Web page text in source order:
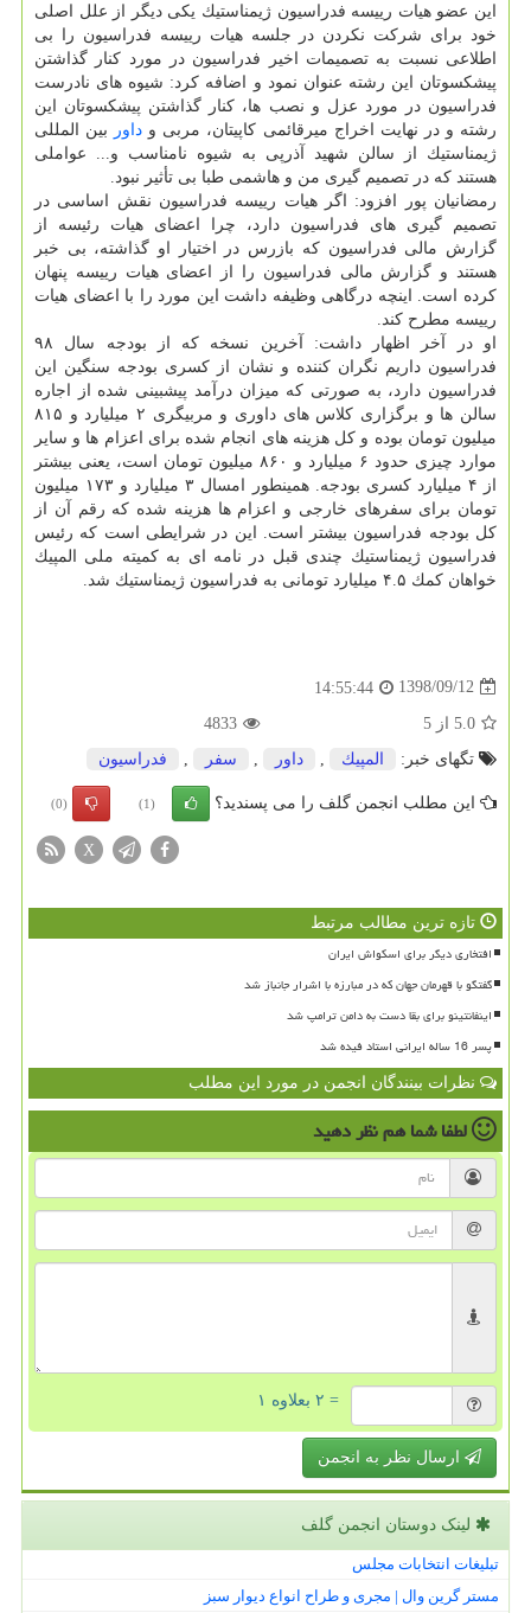
این عضو هیات رییسه فدراسیون ژیمناستیك یكی دیگر از علل اصلی
خود برای شركت نكردن در جلسه هیات رییسه فدراسیون را بی
اطلاعی نسبت به تصمیمات اخیر فدراسیون در مورد كنار گذاشتن
پیشكسوتان این رشته عنوان نمود و اضافه كرد: شیوه های نادرست
فدراسیون در مورد عزل و نصب ها، كنار گذاشتن پیشكسوتان این
رشته و در نهایت اخراج میرقائمی كاپیتان، مربی و داور
بین المللی
ژیمناستیك از سالن شهید آذرپی به شیوه نامناسب و... عواملی
هستند كه در تصمیم گیری من و هاشمی طبا بی تأثیر نبود.
رمضانیان پور افزود: اگر هیات رییسه فدراسیون نقش اساسی در
تصمیم گیری های فدراسیون دارد، چرا اعضای هیات رئیسه از
گزارش مالی فدراسیون كه بازرس در اختیار او گذاشته، بی خبر
هستند و گزارش مالی فدراسیون را از اعضای هیات رییسه پنهان
كرده است. اینچه درگاهی وظیفه داشت این مورد را با اعضای هیات
رییسه مطرح كند.
او در آخر اظهار داشت: آخرین نسخه كه از بودجه سال ۹۸
فدراسیون داریم نگران كننده و نشان از كسری بودجه سنگین این
فدراسیون دارد، به صورتی كه میزان درآمد پیشبینی شده از اجاره
سالن ها و برگزاری كلاس های داوری و مربیگری ۲ میلیارد و ۸۱۵
میلیون تومان بوده و كل هزینه های انجام شده برای اعزام ها و سایر
موارد چیزی حدود ۶ میلیارد و ۸۶۰ میلیون تومان است، یعنی بیشتر
از ۴ میلیارد كسری بودجه. همینطور امسال ۳ میلیارد و ۱۷۳ میلیون
تومان برای سفرهای خارجی و اعزام ها هزینه شده كه رقم آن از
كل بودجه فدراسیون بیشتر است. این در شرایطی است كه رئیس
فدراسیون ژیمناستیك چندی قبل در نامه ای به كمیته ملی المپیك
خواهان كمك ۴.۵ میلیارد تومانی به فدراسیون ژیمناستیك شد.
1398/09/12
14:55:44
5.0 از 5
4833
تگهای خبر:
المپیك داور سفر فدراسیون
این مطلب انجمن گلف را می پسندید؟ (1)
(0)
X
تازه ترین مطالب مرتبط
افتخاری دیگر برای اسکواش ایران
گفتگو با قهرمان جهان که در مبارزه با اشرار جانباز شد
اینفانتینو برای بقا دست به دامن ترامپ شد
پسر 16 ساله ایرانی استاد فیده شد
نظرات بینندگان انجمن در مورد این مطلب
لطفا شما همنظر دهید
= ۲ بعلاوه ۱
ارسال نظر به انجمن
لینک دوستان انجمن گلف
تبلیغات انتخابات مجلس
مستر گرین وال | مجری و طراح انواع دیوار سبز